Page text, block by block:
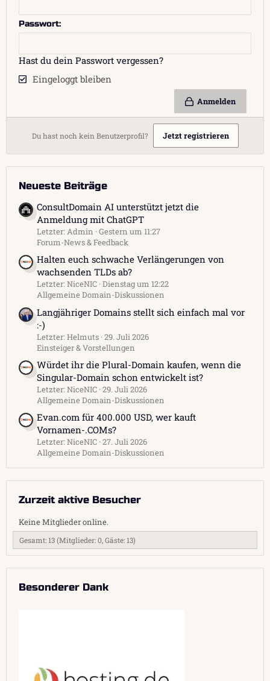
Passwort
Hast du dein Passwort vergessen?
Eingeloggt bleiben
Anmelden
Du hast noch kein Benutzerprofil? Jetzt registrieren
Neueste Beiträge
ConsultDomain AI unterstützt jetzt die
Anmeldung mit ChatGPT
Letzter: Admin Gestern um 11:27
Forum-News & Feedback
Halten euch schwache Verlängerungen von
wachsenden TLDs ab?
Letzter: NiceNIC Dienstag um 12:22
Allgemeine Domain-Diskussionen
Langjähriger Domains stellt sich einfach mal vor
:-)
Letzter: Helmuts 29. Juli 2026
Einsteiger & Vorstellungen
Würdet ihr die Plural-Domain kaufen, wenn die
Singular-Domain schon entwickelt ist?
Letzter: NiceNIC 29. Juli 2026
Allgemeine Domain-Diskussionen
Evan.com für 400.000 USD, wer kauft
Vornamen-.COMs?
Letzter: NiceNIC 27. Juli 2026
Allgemeine Domain-Diskussionen
Zurzeit aktive Besucher
Keine Mitglieder online.
Gesamt: 13 (Mitglieder: 0, Gäste: 13)
Besonderer Dank